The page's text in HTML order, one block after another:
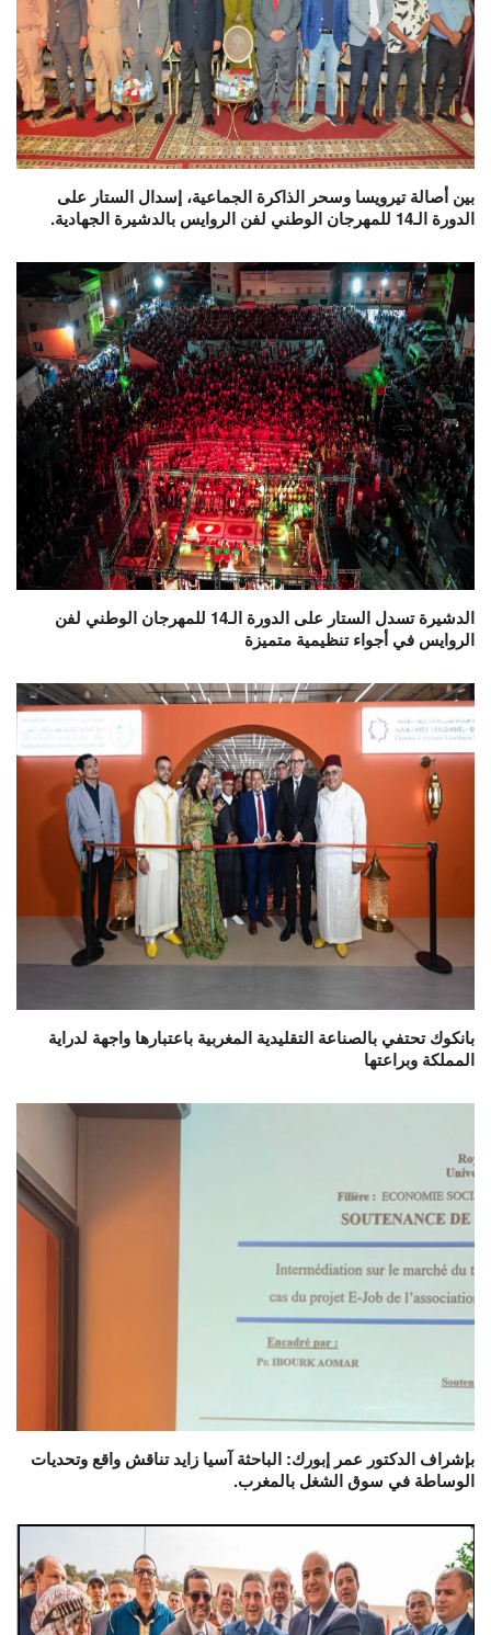
بين أصالة تيرويسا وسحر الذاكرة الجماعية، إسدال الستار على
الدورة الـ14 للمهرجان الوطني لفن الروايس بالدشيرة الجهادية.
الدشيرة تسدل الستار على الدورة الـ14 للمهرجان الوطني لفن
الروايس في أجواء تنظيمية متميزة
بانكوك تحتفي بالصناعة التقليدية المغربية باعتبارها واجهة لدراية
المملكة وبراعتها
بإشراف الدكتور عمر إبورك: الباحثة آسيا زايد تناقش واقع وتحديات
الوساطة في سوق الشغل بالمغرب.